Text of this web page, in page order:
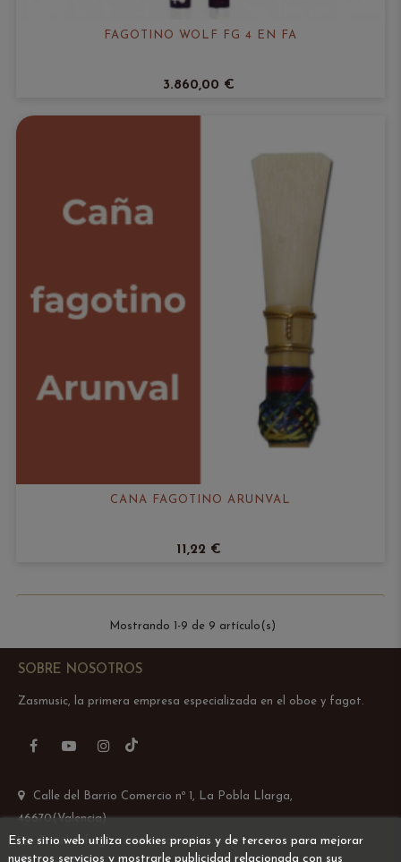
FAGOTINO WOLF FG 4 EN FA
3.860,00 €
CAÑA FAGOTINO ARUNVAL
11,22 €
Mostrando 1-9 de 9 artículo(s)
SOBRE NOSOTROS
Zasmusic, la primera empresa especializada en el oboe y fagot.
FacebookYouTubeInstagram
Calle del Barrio Comercio nº 1, La Pobla Llarga,
46670(Valencia)
Email: info@zasmusic.com
Este sitio web utiliza cookies propias y de terceros para mejorar
nuestros servicios y mostrarle publicidad relacionada con sus